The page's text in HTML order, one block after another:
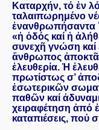
Καταρχήν, τό ἐν
ταλαιπωρημένο
ἐνανθρωπήσαντα
«ἡ ὁδός καί ἡ
συνεχῆ γνώση
ἄνθρωπος ἀποκτᾶ
ἐλευθερία. Ἡ
πρωτίστως σ’
ἐσωτερικῶν
παθῶν καί
χειραφέτηση ἀπό
καταπιέσεις, πού